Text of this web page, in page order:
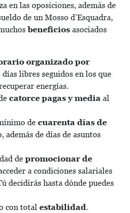
en las oposiciones, además de
de un Mosso d’Esquadra,
beneficios asociados
organizado por
días libres seguidos en los que
energías.
catorce pagas y media al
de cuarenta días de
además de días de asuntos
de promocionar de
a condiciones salariales
decidirás hasta dónde puedes
con total estabilidad.